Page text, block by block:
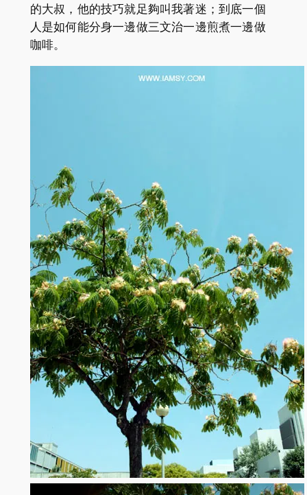
的大叔，他的技巧就足夠叫我著迷；到底一個
人是如何能分身一邊做三文治一邊煎煮一邊做
咖啡。